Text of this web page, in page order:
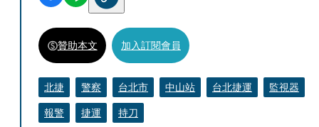
贊助本文 加入訂閱會員
北捷 警察 台北市 中山站 台北捷運
監視器
報警
捷運 持刀